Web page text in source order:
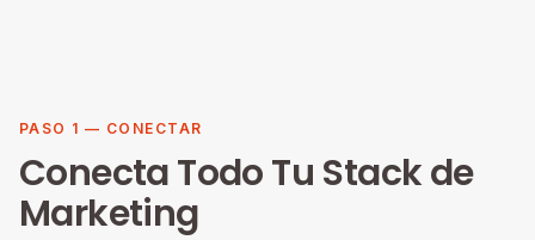
PASO 1 — CONECTAR
Conecta Todo Tu Stack de
Marketing